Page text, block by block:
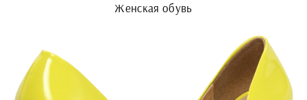
Женская обувь